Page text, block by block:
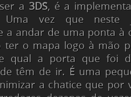
a 3DS, é a
Uma vez que neste
a andar de uma ponta à
ter o mapa logo à mão
qual a porta que foi
têm de ir. É uma
a chatice que por